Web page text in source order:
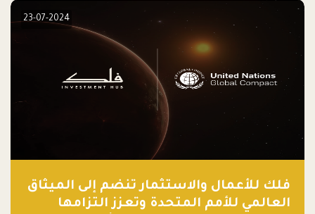
23-07-2024
فلك للأعمال والاستثمار تنضم إلى الميثاق
العالمي للأمم المتحدة وتعزز التزامها